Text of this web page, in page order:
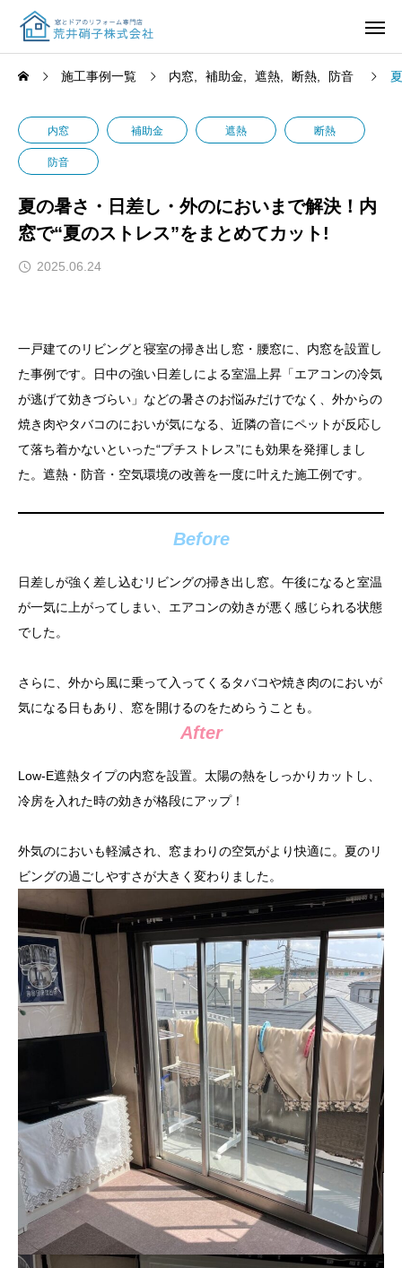
施工事例一覧 内窓 補助金 遮熱 断熱 防音
内窓 補助金 遮熱 断熱
防音
夏の暑さ・日差し・外のにおいまで解決！内
窓で“夏のストレス”をまとめてカット!
2025.06.24
一戸建てのリビングと寝室の掃き出し窓・腰窓に、内窓を設置し
た事例です。日中の強い日差しによる室温上昇「エアコンの冷気
が逃げて効きづらい」などの暑さのお悩みだけでなく、外からの
焼き肉やタバコのにおいが気になる、近隣の音にペットが反応し
て落ち着かないといった“プチストレス”にも効果を発揮しまし
た。遮熱・防音・空気環境の改善を一度に叶えた施工例です。
Before
日差しが強く差し込むリビングの掃き出し窓。午後になると室温
が一気に上がってしまい、エアコンの効きが悪く感じられる状態
でした。
さらに、外から風に乗って入ってくるタバコや焼き肉のにおいが
気になる日もあり、窓を開けるのをためらうことも。
After
Low-E遮熱タイプの内窓を設置。太陽の熱をしっかりカットし、
冷房を入れた時の効きが格段にアップ！
外気のにおいも軽減され、窓まわりの空気がより快適に。夏のリ
ビングの過ごしやすさが大きく変わりました。